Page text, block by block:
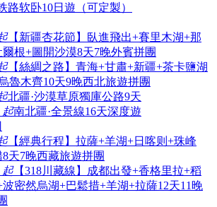
路软卧10日遊（可定製）
【新疆杏花節】臥進飛出+賽里木湖+那
根+圖開沙漠8天7晚外賓拼團
【絲綢之路】青海+甘肅+新疆+茶卡鹽湖
魯木齊10天9晚西北旅遊拼團
北疆·沙漠草原獨庫公路9天
起南北疆·全景線16天深度遊
【經典行程】拉薩+羊湖+日喀则+珠峰
天7晚西藏旅遊拼團
起【318川藏線】成都出發+香格里拉+稻
密然烏湖+巴鬆措+羊湖+拉薩12天11晚